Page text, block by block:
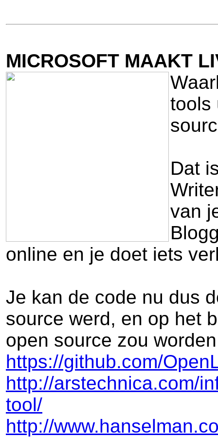
MICROSOFT MAAKT
tools
Dat
van
online en je doet iets
Je kan de code nu dus
source werd, en op het
open source zou
https://github.com/
http://arstechnica.com/
tool/
http://